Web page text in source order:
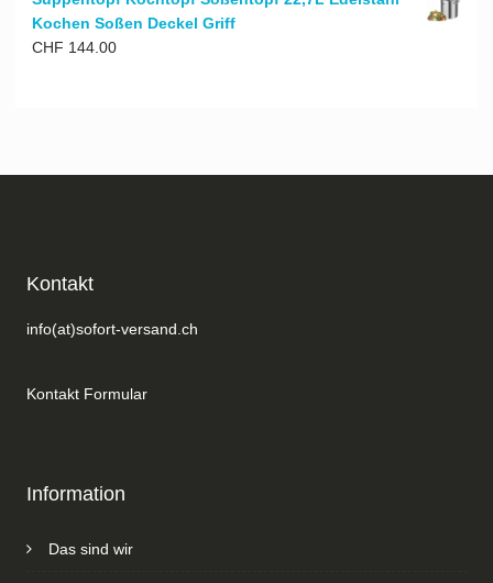
Kochen Soßen Deckel Griff
CHF 144.00
Kontakt
info(at)sofort-versand.ch
Kontakt Formular
Information
Das sind wir